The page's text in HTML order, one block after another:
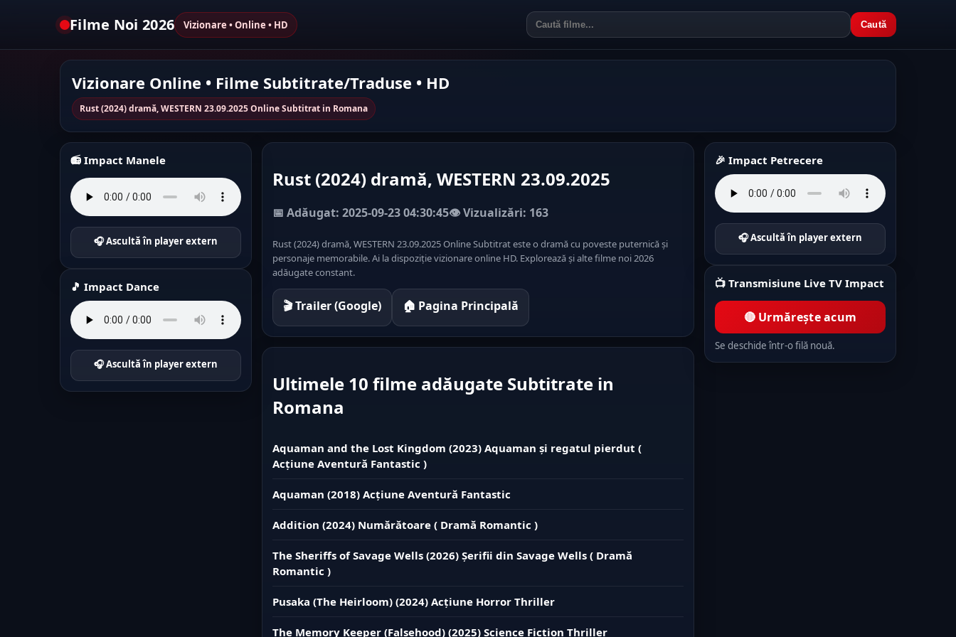
Filme Noi 2026 Vizionare • Online • HD Caută
Vizionare Online • Filme Subtitrate/Traduse • HD
Rust (2024) dramă, WESTERN 23.09.2025 Online Subtitrat in Romana
📻 Impact Manele
🎧 Ascultă în player extern
🎵 Impact Dance
🎧 Ascultă în player extern
Rust (2024) dramă, WESTERN 23.09.2025
📅 Adăugat: 2025-09-23 04:30:45👁️ Vizualizări: 163
Rust (2024) dramă, WESTERN 23.09.2025 Online Subtitrat este o dramă cu poveste puternică și
personaje memorabile. Ai la dispoziție vizionare online HD. Explorează și alte filme noi 2026
adăugate constant.
🎬 Trailer (Google) 🏠 Pagina Principală
Ultimele 10 filme adăugate Subtitrate in
Romana
Aquaman and the Lost Kingdom (2023) Aquaman și regatul pierdut (
Acțiune Aventură Fantastic )
Aquaman (2018) Acțiune Aventură Fantastic
Addition (2024) Numărătoare ( Dramă Romantic )
The Sheriffs of Savage Wells (2026) Șerifii din Savage Wells ( Dramă
Romantic )
Pusaka (The Heirloom) (2024) Acțiune Horror Thriller
The Memory Keeper (Falsehood) (2025) Science Fiction Thriller
🎉 Impact Petrecere
🎧 Ascultă în player extern
📺 Transmisiune Live TV Impact
🔴 Urmărește acum
Se deschide într-o filă nouă.